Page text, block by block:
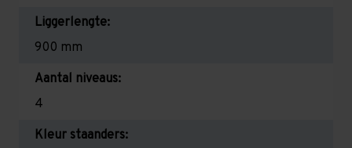
Liggerlengte:
900 mm
Aantal niveaus:
4
Kleur staanders: